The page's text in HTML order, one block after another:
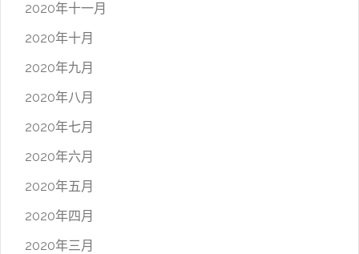
2020年十一月
2020年十月
2020年九月
2020年八月
2020年七月
2020年六月
2020年五月
2020年四月
2020年三月